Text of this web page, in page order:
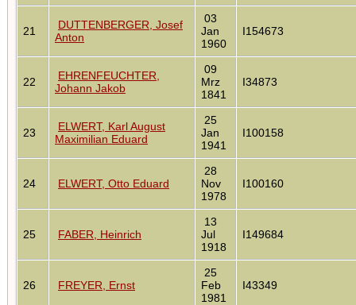
21
DUTTENBERGER, Josef
Anton
03
Jan
1960
I154673
22
EHRENFEUCHTER,
Johann Jakob
09
Mrz
1841
I34873
23
ELWERT, Karl August
Maximilian Eduard
25
Jan
1941
I100158
24 ELWERT, Otto Eduard
28
Nov
1978
I100160
25 FABER, Heinrich
13
Jul
1918
I149684
26 FREYER, Ernst
25
Feb
1981
I43349